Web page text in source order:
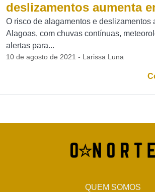
deslizamentos aumenta
O risco de alagamentos e deslizamentos
Alagoas, com chuvas contínuas,
alertas para...
10 de agosto de 2021 - Larissa Luna
QUEM SOMOS